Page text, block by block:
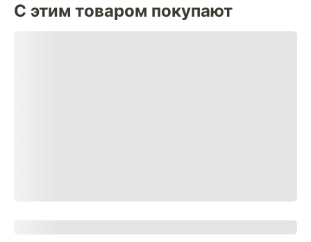
С этим товаром покупают